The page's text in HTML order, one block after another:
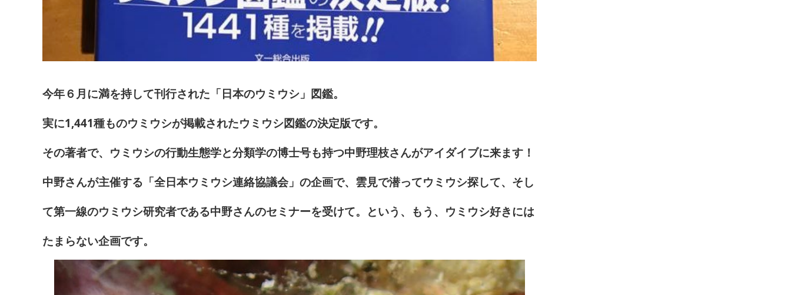
今年６月に満を持して刊行された「日本のウミウシ」図鑑。
実に1,441種ものウミウシが掲載されたウミウシ図鑑の決定版です。
その著者で、ウミウシの行動生態学と分類学の博士号も持つ中野理枝さんがアイダイブに来ます！
中野さんが主催する「全日本ウミウシ連絡協議会」の企画で、雲見で潜ってウミウシ探して、そし
て第一線のウミウシ研究者である中野さんのセミナーを受けて。という、もう、ウミウシ好きには
たまらない企画です。